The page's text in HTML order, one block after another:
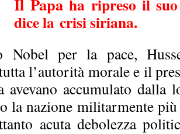
ha ripreso il
dice la crisi siriana.
Nobel per la pace,
l’autorità morale e il
avevano accumulato dalla
la nazione militarmente
acuta debolezza